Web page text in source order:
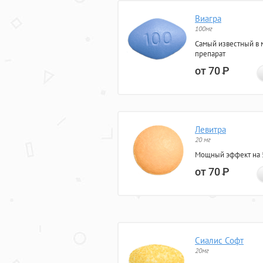
Виагра
100мг
Самый известный в
препарат
от 70Р
Левитра
20 мг
Мощный эффект на
от 70Р
Сиалис Софт
20мг